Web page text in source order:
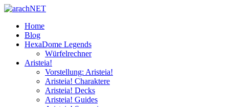
Home
Blog
HexaDome Legends
Würfelrechner
Aristeia!
Vorstellung: Aristeia!
Aristeia! Charaktere
Aristeia! Decks
Aristeia! Guides